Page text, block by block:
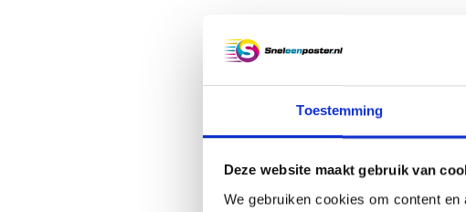
Toestemming
Deze website maakt gebruik van
We gebruiken cookies om content